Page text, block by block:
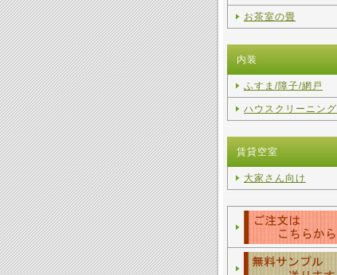
お茶室の畳
内装
ふすま/障子/網戸
ハウスクリーニング
賃貸空室
大家さん向け